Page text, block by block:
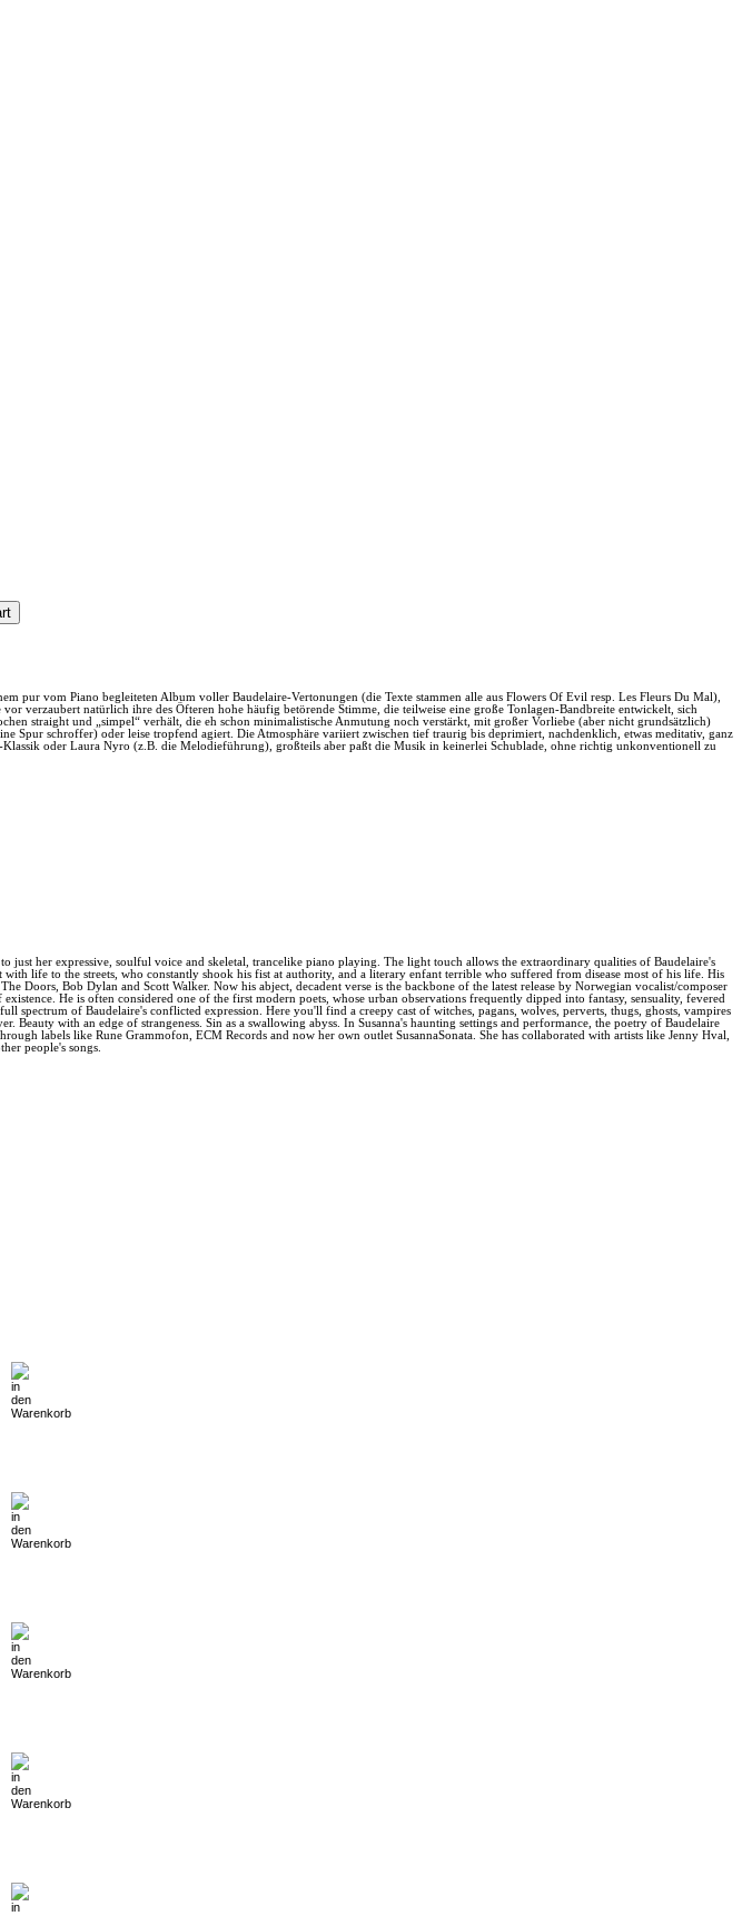
pur vom Piano begleiteten Album voller Baudelaire-Vertonungen (die Texte stammen alle aus Flowers Of Evil resp. Les Fleurs Du Mal),
verzaubert natürlich ihre des Öfteren hohe häufig betörende Stimme, die teilweise eine große Tonlagen-Bandbreite entwickelt, sich
straight und „simpel“ verhält, die eh schon minimalistische Anmutung noch verstärkt, mit großer Vorliebe (aber nicht grundsätzlich)
schroffer) oder leise tropfend agiert. Die Atmosphäre variiert zwischen tief traurig bis deprimiert, nachdenklich, etwas meditativ, ganz
oder Laura Nyro (z.B. die Melodieführung), großteils aber paßt die Musik in keinerlei Schublade, ohne richtig unkonventionell zu
her expressive, soulful voice and skeletal, trancelike piano playing. The light touch allows the extraordinary qualities of Baudelaire's
life to the streets, who constantly shook his fist at authority, and a literary enfant terrible who suffered from disease most of his life. His
Bob Dylan and Scott Walker. Now his abject, decadent verse is the backbone of the latest release by Norwegian vocalist/composer
He is often considered one of the first modern poets, whose urban observations frequently dipped into fantasy, sensuality, fevered
of Baudelaire's conflicted expression. Here you'll find a creepy cast of witches, pagans, wolves, perverts, thugs, ghosts, vampires
Beauty with an edge of strangeness. Sin as a swallowing abyss. In Susanna's haunting settings and performance, the poetry of Baudelaire
labels like Rune Grammofon, ECM Records and now her own outlet SusannaSonata. She has collaborated with artists like Jenny Hval,
people's songs.